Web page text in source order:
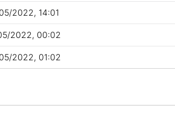
2022, 14:01
2022, 00:02
2022, 01:02